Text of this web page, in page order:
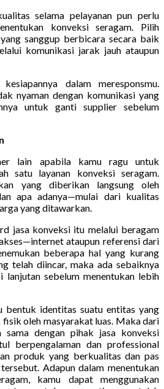
selama pelayanan pun perlu
konveksi seragam. Pilih
sanggup berbicara secara baik
komunikasi jarak jauh ataupun
dalam meresponsmu.
nyaman dengan komunikasi yang
untuk ganti supplier sebelum
lain apabila kamu ragu untuk
satu layanan konveksi seragam.
yang diberikan langsung oleh
apa adanya—mulai dari kualitas
yang ditawarkan.
jasa konveksi itu melalui beragam
ataupun referensi dari
beberapa hal yang kurang
telah diincar, maka ada sebaiknya
lanjutan sebelum menentukan lebih
bentuk identitas suatu entitas yang
oleh masyarakat luas. Maka dari
dengan pihak jasa konveksi
berpengalaman dan professional
produk yang berkualitas dan pas
Adapun dalam menentukan
kamu dapat menggunakan